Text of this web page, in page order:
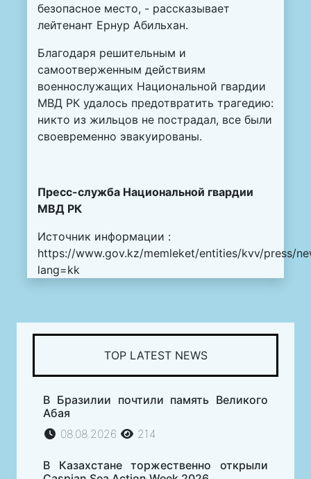
безопасное место, - рассказывает
лейтенант Ернур Абильхан.
Благодаря решительным и
самоотверженным действиям
военнослужащих Национальной гвардии
МВД РК удалось предотвратить трагедию:
никто из жильцов не пострадал, все были
своевременно эвакуированы.
Пресс-служба Национальной гвардии
МВД РК
Источник информации :
https://www.gov.kz/memleket/entities/kvv/press/
lang=kk
TOP LATEST NEWS
В Бразилии почтили память Великого
Абая
08.08.2026
214
В Казахстане торжественно открыли